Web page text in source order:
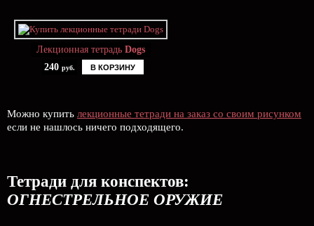
Лекционная тетрадь Dogs
240 руб. В КОРЗИНУ
Можно купить лекционные тетради на заказ со своим рисунком
если не нашлось ничего подходящего.
Тетради для конспектов:
ОГНЕСТРЕЛЬНОЕ ОРУЖИЕ